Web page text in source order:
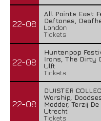
22-08
All Points East
Deftones,
London
Tickets
22-08
Huntenpop
Irons, The Dirty
Ulft
Tickets
22-08
DUISTER
Worship,
Modder, Terzij
Utrecht
Tickets